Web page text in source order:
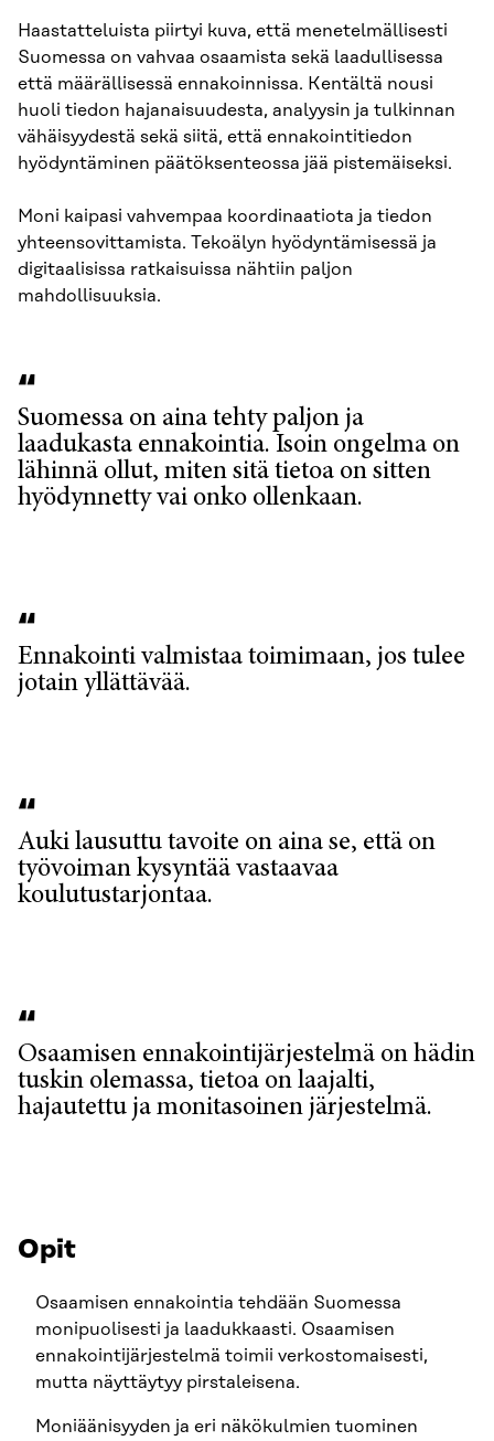
Haastatteluista piirtyi kuva, että menetelmällisesti
Suomessa on vahvaa osaamista sekä laadullisessa
että määrällisessä ennakoinnissa. Kentältä nousi
huoli tiedon hajanaisuudesta, analyysin ja tulkinnan
vähäisyydestä sekä siitä, että ennakointitiedon
hyödyntäminen päätöksenteossa jää pistemäiseksi.
Moni kaipasi vahvempaa koordinaatiota ja tiedon
yhteensovittamista. Tekoälyn hyödyntämisessä ja
digitaalisissa ratkaisuissa nähtiin paljon
mahdollisuuksia.
Suomessa on aina tehty paljon ja
laadukasta ennakointia. Isoin ongelma on
lähinnä ollut, miten sitä tietoa on sitten
hyödynnetty vai onko ollenkaan.
Ennakointi valmistaa toimimaan, jos tulee
jotain yllättävää.
Auki lausuttu tavoite on aina se, että on
työvoiman kysyntää vastaavaa
koulutustarjontaa.
Osaamisen ennakointijärjestelmä on hädin
tuskin olemassa, tietoa on laajalti,
hajautettu ja monitasoinen järjestelmä.
Opit
Osaamisen ennakointia tehdään Suomessa
monipuolisesti ja laadukkaasti. Osaamisen
ennakointijärjestelmä toimii verkostomaisesti,
mutta näyttäytyy pirstaleisena.
Moniäänisyyden ja eri näkökulmien tuominen